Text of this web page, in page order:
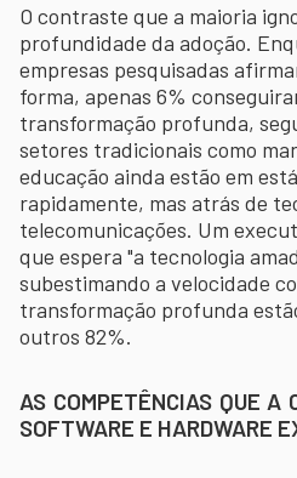
O contraste que a maioria
profundidade da adoção.
empresas pesquisadas
forma, apenas 6%
transformação profunda,
setores tradicionais como
educação ainda estão em
rapidamente, mas atrás de
telecomunicações. Um
que espera "a tecnologia
subestimando a velocidade
transformação profunda
outros 82%.
AS COMPETÊNCIAS QUE A
SOFTWARE E HARDWARE